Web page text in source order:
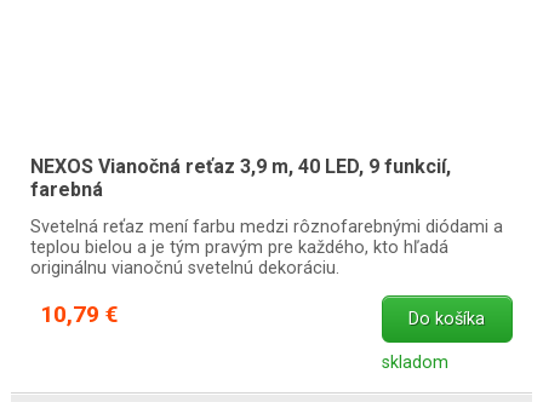
NEXOS Vianočná reťaz 3,9 m, 40 LED, 9 funkcií,
farebná
Svetelná reťaz mení farbu medzi rôznofarebnými diódami a
teplou bielou a je tým pravým pre každého, kto hľadá
originálnu vianočnú svetelnú dekoráciu.
10,79 € Do košíka
skladom